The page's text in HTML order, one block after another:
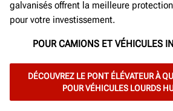
galvanisés offrent la meilleure
pour votre investissement.
POUR CAMIONS ET VÉHICULES
DÉCOUVREZ LE PONT ÉLÉVATEUR À
POUR VÉHICULES LOURDS